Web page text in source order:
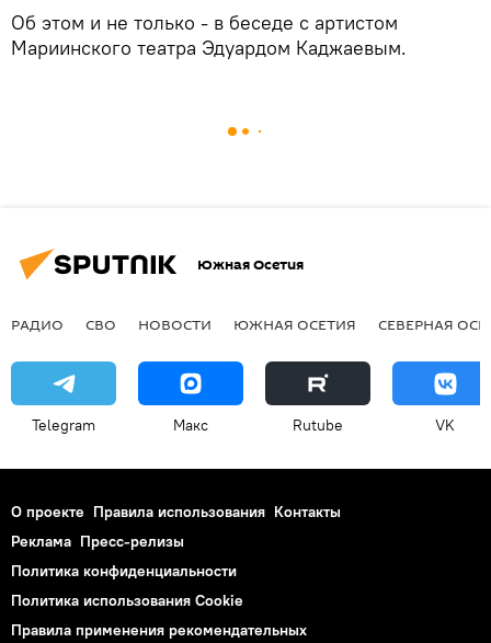
Об этом и не только - в беседе с артистом
Мариинского театра Эдуардом Каджаевым.
Южная Осетия
РАДИО СВО НОВОСТИ ЮЖНАЯ ОСЕТИЯ СЕВЕРНАЯ
Telegram Макс Rutube VK
О проекте Правила использования Контакты
Реклама Пресс-релизы
Политика конфиденциальности
Политика использования Cookie
Правила применения рекомендательных